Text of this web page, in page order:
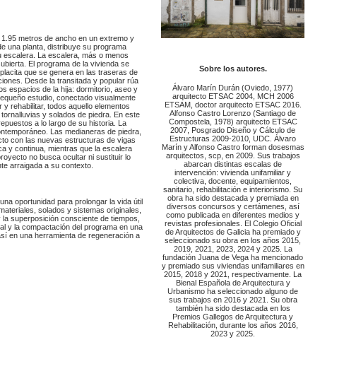
metros de ancho en un extremo y
una planta, distribuye su programa
La escalera, más o menos
El programa de la vivienda se
que se genera en las traseras de
Desde la transitada y popular rúa
espacios de la hija: dormitorio, aseo y
estudio, conectado visualmente
rehabilitar, todos aquello elementos
y solados de piedra. En este
a lo largo de su historia. La
Las medianeras de piedra,
con las nuevas estructuras de vigas
y continua, mientras que la escalera
no busca ocultar ni sustituir lo
arraigada a su contexto.
oportunidad para prolongar la vida útil
solados y sistemas originales,
superposición consciente de tiempos,
y la compactación del programa en una
en una herramienta de regeneración a
Sobre los autores.
Álvaro Marín Durán (Oviedo, 1977)
arquitecto ETSAC 2004, MCH 2006
ETSAM, doctor arquitecto ETSAC 2016.
Alfonso Castro Lorenzo (Santiago de
Compostela, 1978) arquitecto ETSAC
2007, Posgrado Diseño y Cálculo de
Estructuras 2009-2010, UDC. Álvaro
Marín y Alfonso Castro forman dosesmas
arquitectos, scp, en 2009. Sus trabajos
abarcan distintas escalas de
intervención: vivienda unifamiliar y
colectiva, docente, equipamientos,
sanitario, rehabilitación e interiorismo. Su
obra ha sido destacada y premiada en
diversos concursos y certámenes, así
como publicada en diferentes medios y
revistas profesionales. El Colegio Oficial
de Arquitectos de Galicia ha premiado y
seleccionado su obra en los años 2015,
2019, 2021, 2023, 2024 y 2025. La
fundación Juana de Vega ha mencionado
y premiado sus viviendas unifamiliares en
2015, 2018 y 2021, respectivamente. La
Bienal Española de Arquitectura y
Urbanismo ha seleccionado alguno de
sus trabajos en 2016 y 2021. Su obra
también ha sido destacada en los
Premios Gallegos de Arquitectura y
Rehabilitación, durante los años 2016,
2023 y 2025.